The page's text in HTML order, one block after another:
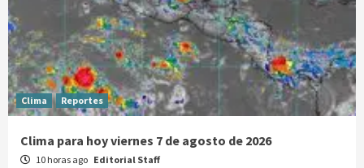
Clima Reportes
Clima para hoy viernes 7 de agosto de 2026
10 horas ago Editorial Staff